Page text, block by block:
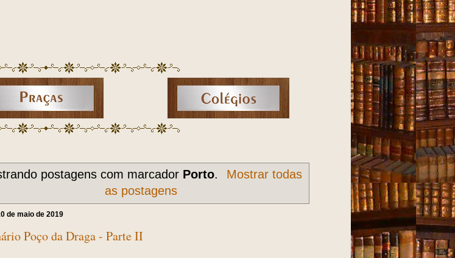
postagens com marcador Porto.
Mostrar todas
as postagens
de maio de 2019
Poço da Draga - Parte II